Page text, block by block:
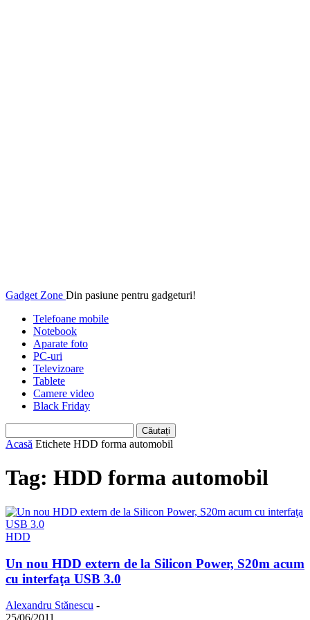
Gadget Zone Din pasiune pentru gadgeturi!
Telefoane mobile
Notebook
Aparate foto
PC-uri
Televizoare
Tablete
Camere video
Black Friday
Acasă Etichete HDD forma automobil
Tag: HDD forma automobil
HDD
Un nou HDD extern de la Silicon Power, S20m acum
cu interfaţa USB 3.0
Alexandru Stănescu -